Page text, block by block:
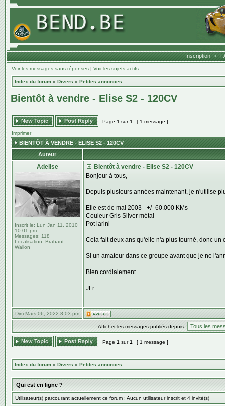
Inscription •
Voir les messages sans réponses | Voir les sujets actifs
Index du forum » Divers » Petites annonces
Bientôt à vendre - Elise S2 - 120CV
Page 1 sur1 [ 1 message ]
Imprimer
BIENTÔT À VENDRE - ELISE S2 - 120CV
Auteur
Adelise
Inscrit le: Lun Jan 11, 2010
10:01 pm
Messages: 118
Localisation: Brabant
Wallon
Bientôt à vendre - Elise S2 - 120CV
Bonjour à tous,
Depuis plusieurs années maintenant, je n'utilise
Elle est de mai 2003 - +/- 60.000 KMs
Couleur Gris Silver métal
Pot larini
Cela fait deux ans qu'elle n'a plus tourné, donc
Si un amateur dans ce groupe avant que je ne
Bien cordialement
JFr
Dim Mars 06, 2022 8:03 pm
Afficher les messages publiés depuis:
Page 1 sur1 [ 1 message ]
Index du forum » Divers » Petites annonces
Qui est en ligne ?
Utilisateur(s) parcourant actuellement ce forum : Aucun utilisateur inscrit et 4 invité(s)